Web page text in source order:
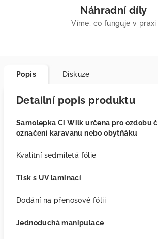
Náhradní díly
Víme, co funguje v praxi
Popis Diskuze
Detailní popis produktu
Samolepka Ci Wilk určena pro ozdobu
označení karavanu nebo obytňáku
Kvalitní sedmiletá fólie
Tisk s UV laminací
Dodání na přenosové fólii
Jednoduchá manipulace